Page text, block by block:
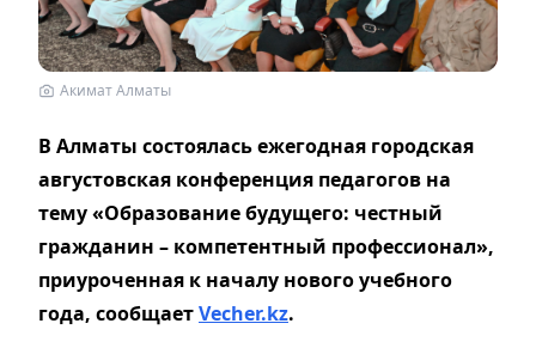
Акимат Алматы
В Алматы состоялась ежегодная городская
августовская конференция педагогов на
тему «Образование будущего: честный
гражданин – компетентный профессионал»,
приуроченная к началу нового учебного
года, сообщаетVecher.kz.